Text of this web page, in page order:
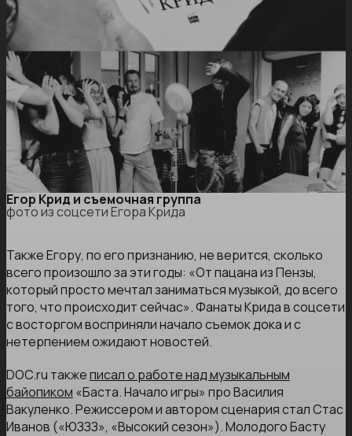
Егор Крид и съемочная группа
фото из соцсети Егора Крида
Также Егору, по его признанию, не верится, сколько
всего произошло за эти годы: «От пацана из Пензы,
который просто мечтал заниматься музыкой, до всего
того, что происходит сейчас». Фанаты Крида в соцсети
с восторгом восприняли начало съемок дока и с
нетерпением ожидают новостей.
DOC.ru такжеписал о работе над музыкальным
байопиком «Баста. Начало игры» про Василия
Вакуленко. Режиссером и автором сценария стал Стас
Иванов («ЮЗЗЗ», «Высокий сезон»). Молодого Басту